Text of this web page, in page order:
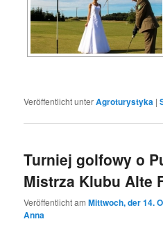
Veröffentlicht unterAgroturystyka |
Turniej golfowy o
Mistrza Klubu Alte
Veröffentlicht amMittwoch, der 14.
Anna